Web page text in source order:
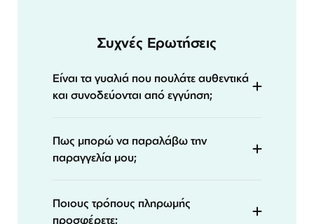
Συχνές Ερωτήσεις
Είναι τα γυαλιά που πουλάτε αυθεντικά
και συνοδεύονται από εγγύηση;
Πως μπορώ να παραλάβω την
παραγγελία μου;
Ποιους τρόπους πληρωμής
προσφέρετε;